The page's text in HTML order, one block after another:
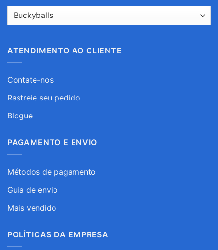
ATENDIMENTO AO CLIENTE
Contate-nos
Rastreie seu pedido
Blogue
PAGAMENTO E ENVIO
Métodos de pagamento
Guia de envio
Mais vendido
POLÍTICAS DA EMPRESA